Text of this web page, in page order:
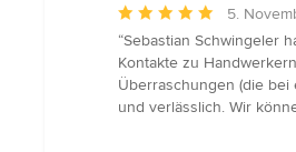
Durchschnittliche
Bewertung:
5
von
5
5.
“Sebastian Schwingeler
Kontakte zu
Überraschungen (die
und verlässlich. Wir